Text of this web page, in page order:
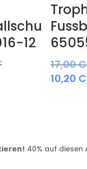
12
17,00
10,20
40% auf diesen